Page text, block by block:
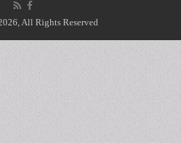
All Rights Reserved